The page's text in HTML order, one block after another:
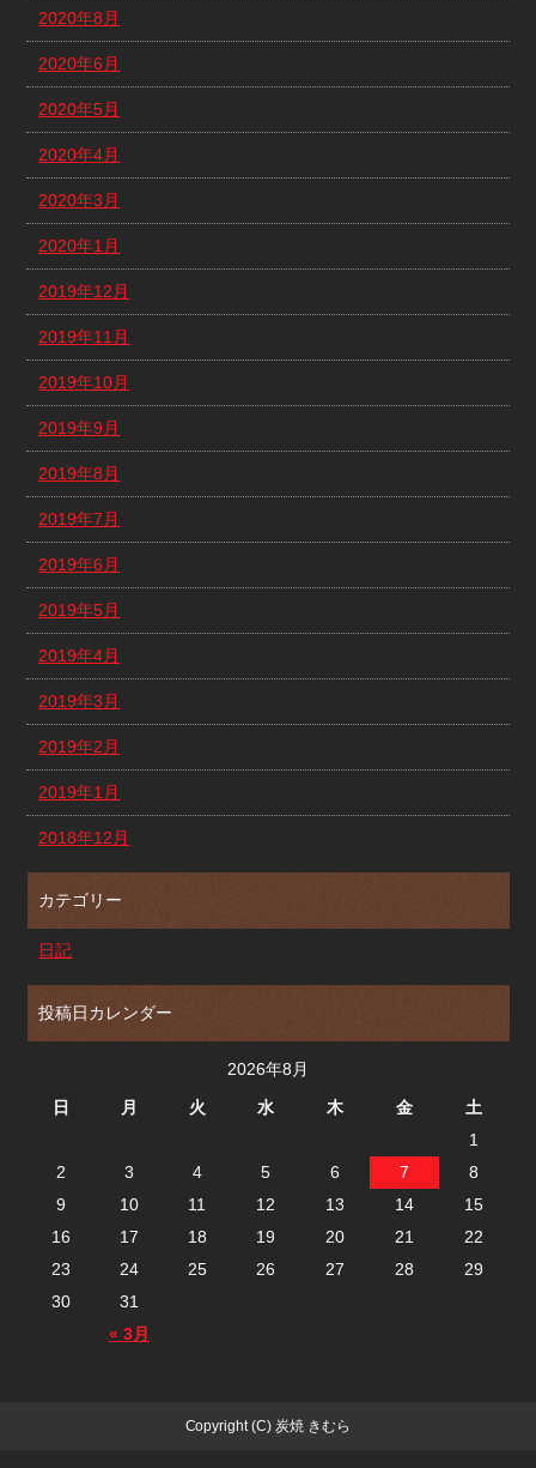
2020年8月
2020年6月
2020年5月
2020年4月
2020年3月
2020年1月
2019年12月
2019年11月
2019年10月
2019年9月
2019年8月
2019年7月
2019年6月
2019年5月
2019年4月
2019年3月
2019年2月
2019年1月
2018年12月
カテゴリー
日記
投稿日カレンダー
2026年8月
日
月 火 水 木 金 土
« 3月
1
2
3 4 5 6 7
8
9
10 11 12 13 14
15
16
17 18 19 20 21
22
23
24 25 26 27 28
29
30
31
Copyright (C) 炭焼 きむら